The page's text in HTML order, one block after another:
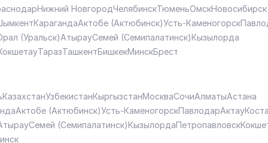
Нижний НовгородЧелябинскТюменьОмскНовосибирск
КарагандаАктобе (Актюбинск)Усть-Каменогорск
(Уральск)АтырауСемей (Семипалатинск)Кызылорда
ТаразТашкентБишкекМинскБрест
КазахстанУзбекистанКыргызстанМоскваСочиАлматыАстана
Актобе (Актюбинск)Усть-КаменогорскПавлодарАктау
Семей (Семипалатинск)КызылордаПетропавловск